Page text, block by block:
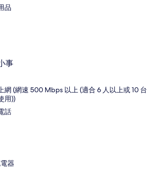
品
事
網 (網速 500 Mbps 以上 (適合 6 人以上或 10 台
用))
話
器